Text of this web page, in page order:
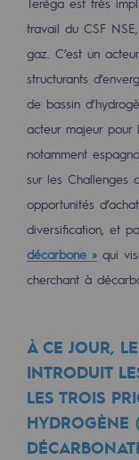
Santé
CADRE,
Éthique
Fonds de
Fonds
travail du CSF
gaz. C’est un
structurants
de bassin
acteur majeur pour
notamment
sur les Challenges
opportunités
diversification, et
décarbone » qui
cherchant à
À CE JOUR,
INTRODUIT
LES TROIS
HYDROGÈNE